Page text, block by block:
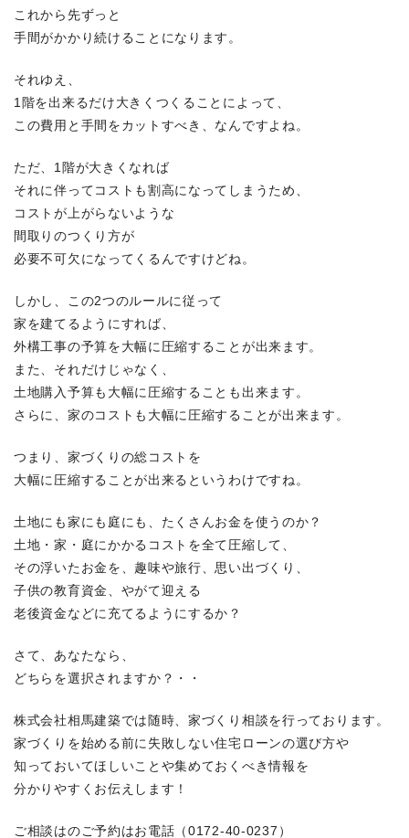
これから先ずっと
手間がかかり続けることになります。
それゆえ、
1階を出来るだけ大きくつくることによって、
この費用と手間をカットすべき、なんですよね。
ただ、1階が大きくなれば
それに伴ってコストも割高になってしまうため、
コストが上がらないような
間取りのつくり方が
必要不可欠になってくるんですけどね。
しかし、この2つのルールに従って
家を建てるようにすれば、
外構工事の予算を大幅に圧縮することが出来ます。
また、それだけじゃなく、
土地購入予算も大幅に圧縮することも出来ます。
さらに、家のコストも大幅に圧縮することが出来ます。
つまり、家づくりの総コストを
大幅に圧縮することが出来るというわけですね。
土地にも家にも庭にも、たくさんお金を使うのか？
土地・家・庭にかかるコストを全て圧縮して、
その浮いたお金を、趣味や旅行、思い出づくり、
子供の教育資金、やがて迎える
老後資金などに充てるようにするか？
さて、あなたなら、
どちらを選択されますか？・・
株式会社相馬建築では随時、家づくり相談を行っております。
家づくりを始める前に失敗しない住宅ローンの選び方や
知っておいてほしいことや集めておくべき情報を
分かりやすくお伝えします！
ご相談はのご予約はお電話（0172-40-0237）